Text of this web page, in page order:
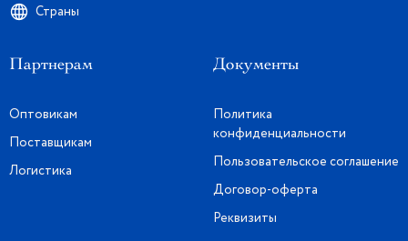
Страны
Партнерам
Оптовикам
Поставщикам
Логистика
Документы
Политика
конфиденциальности
Пользовательское соглашение
Договор-оферта
Реквизиты